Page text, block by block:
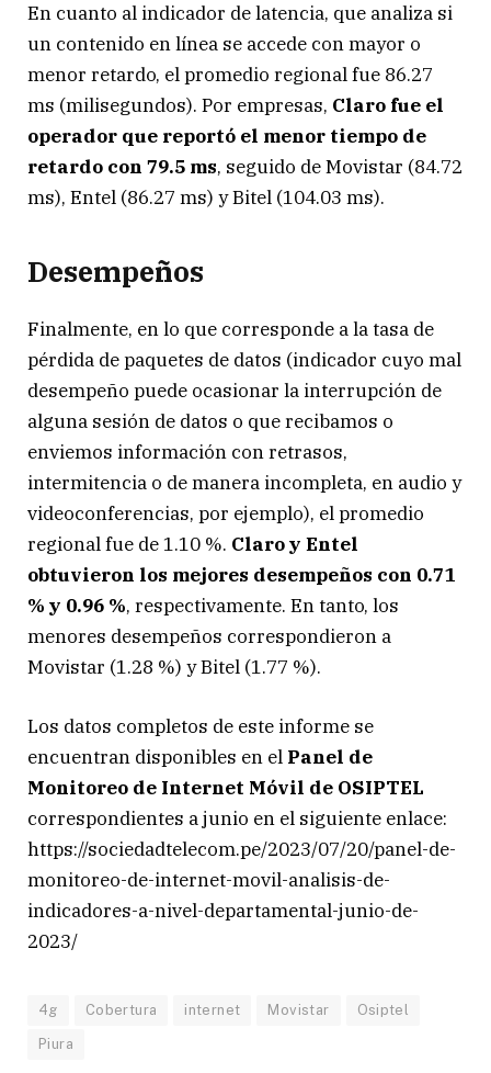
En cuanto al indicador de latencia, que analiza si
un contenido en línea se accede con mayor o
menor retardo, el promedio regional fue 86.27
ms (milisegundos). Por empresas, Claro fue el
operador que reportó el menor tiempo de
retardo con 79.5 ms, seguido de Movistar (84.72
ms), Entel (86.27 ms) y Bitel (104.03 ms).
Desempeños
Finalmente, en lo que corresponde a la tasa de
pérdida de paquetes de datos (indicador cuyo mal
desempeño puede ocasionar la interrupción de
alguna sesión de datos o que recibamos o
enviemos información con retrasos,
intermitencia o de manera incompleta, en audio y
videoconferencias, por ejemplo), el promedio
regional fue de 1.10 %. Claro y Entel
obtuvieron los mejores desempeños con 0.71
% y 0.96 %, respectivamente. En tanto, los
menores desempeños correspondieron a
Movistar (1.28 %) y Bitel (1.77 %).
Los datos completos de este informe se
encuentran disponibles en el Panel de
Monitoreo de Internet Móvil de OSIPTEL
correspondientes a junio en el siguiente enlace:
https://sociedadtelecom.pe/2023/07/20/panel-de-
monitoreo-de-internet-movil-analisis-de-
indicadores-a-nivel-departamental-junio-de-
2023/
4g Cobertura internet Movistar Osiptel
Piura